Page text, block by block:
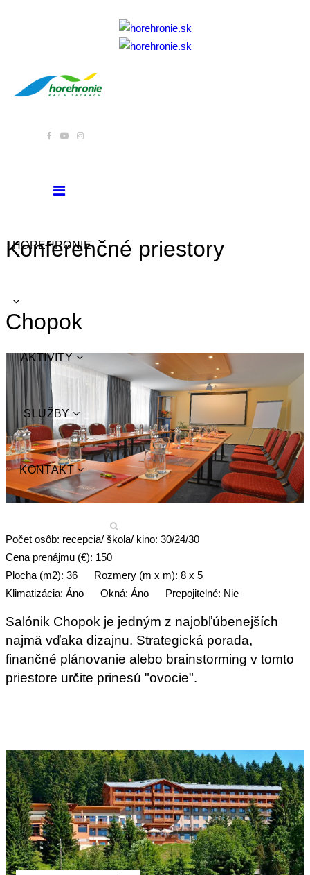
HOREHRONIE
AKTIVITY
SLUŽBY
KONTAKT
Konferenčné priestory
Chopok
Počet osôb: recepcia/ škola/ kino: 30/24/30
Cena prenájmu (€): 150
Plocha (m2): 36 Rozmery (m x m): 8 x 5
Klimatizácia: Áno Okná: Áno Prepojitelné: Nie
Salónik Chopok je jedným z najobľúbenejších
najmä vďaka dizajnu. Strategická porada,
finančné plánovanie alebo brainstorming v tomto
priestore určite prinesú "ovocie".